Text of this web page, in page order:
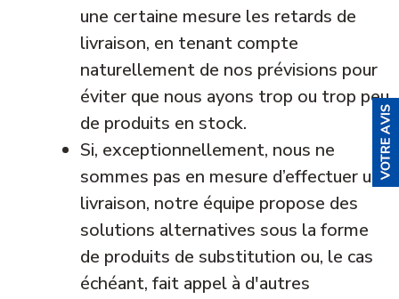
une certaine mesure les retards de
livraison, en tenant compte
naturellement de nos prévisions pour
éviter que nous ayons trop ou trop peu
de produits en stock.
Si, exceptionnellement, nous ne
sommes pas en mesure d’effectuer une
livraison, notre équipe propose des
solutions alternatives sous la forme
de produits de substitution ou, le cas
échéant, fait appel à d'autres